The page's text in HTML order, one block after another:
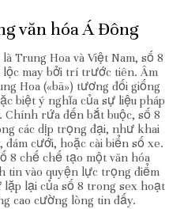
văn hóa Á Đông
Trung Hoa và Việt Nam, số 8
may bởi trí trước tiên. Âm
Hoa («bā») tương đối giống
biệt ý nghĩa của sự liệu pháp
rứa đến bắt buộc, số 8
các dịp trọng đại, như khai
cưới, hoặc cài biển số xe.
8 chế chế tạo một văn hóa
tin vào quyện lực trọng điểm
lặp lại của số 8 trong sex hoạt
cao cường lòng tin đấy.